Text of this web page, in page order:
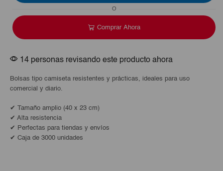
3000ud
cantidad
O
Comprar Ahora
14 personas revisando este producto ahora
Bolsas tipo camiseta resistentes y prácticas, ideales para uso
comercial y diario.
✔ Tamaño amplio (40 x 23 cm)
✔ Alta resistencia
✔ Perfectas para tiendas y envíos
✔ Caja de 3000 unidades